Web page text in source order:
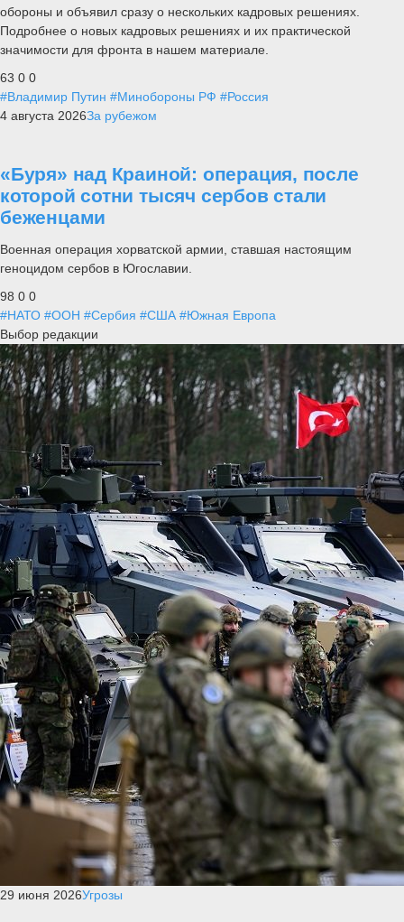
обороны и объявил сразу о нескольких кадровых решениях.
Подробнее о новых кадровых решениях и их практической
значимости для фронта в нашем материале.
63 0 0
#Владимир Путин #Минобороны РФ #Россия
4 августа 2026За рубежом
«Буря» над Краиной: операция, после
которой сотни тысяч сербов стали
беженцами
Военная операция хорватской армии, ставшая настоящим
геноцидом сербов в Югославии.
98 0 0
#НАТО #ООН #Сербия #США #Южная Европа
Выбор редакции
29 июня 2026Угрозы